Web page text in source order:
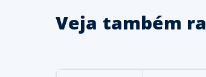
Veja também